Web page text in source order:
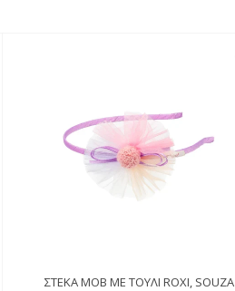
ΣΤΈΚΑ ΜΟΒ ΜΕ ΤΟΎΛΙ ROXI, SOUZA